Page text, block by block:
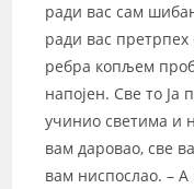
ради вас сам
ради вас
ребра копљем
напојен. Све то Ја
учинио светима и
вам даровао, све
вам ниспослао. –